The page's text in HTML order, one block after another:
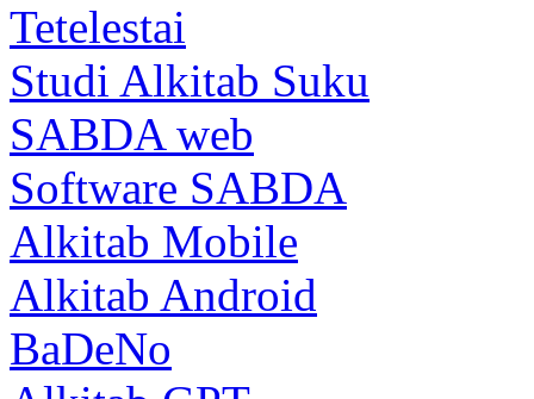
Tetelestai
Studi Alkitab Suku
SABDA web
Software SABDA
Alkitab Mobile
Alkitab Android
BaDeNo